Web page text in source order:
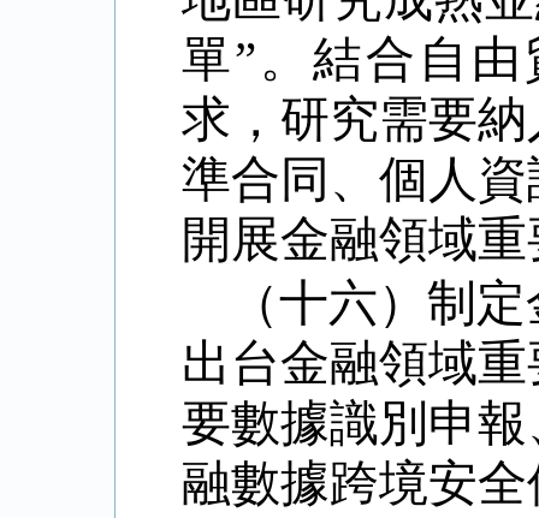
單”。結合自
求，研究需要
準合同、個人
開展金融領域
（十六）制
出台金融領域
要數據識別申
融數據跨境安